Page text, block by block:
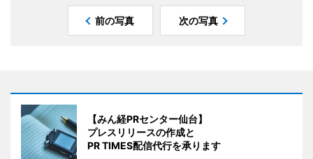
前の写真 次の写真
【みん経PRセンター仙台】
プレスリリースの作成と
PR TIMES配信代行を承ります